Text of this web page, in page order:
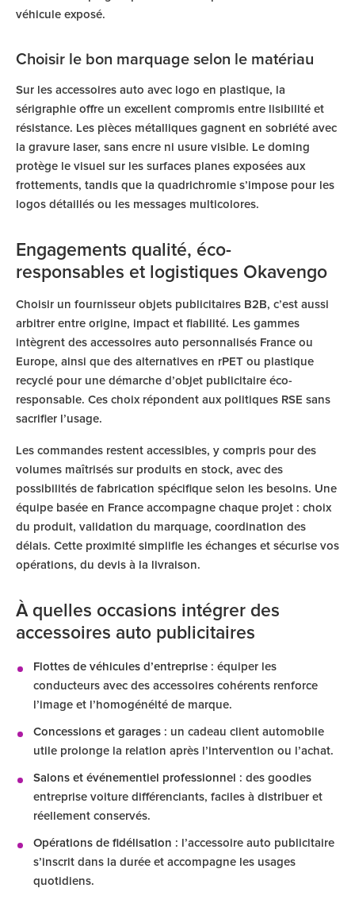
véhicule exposé.
Choisir le bon marquage selon le matériau
Sur les accessoires auto avec logo en plastique, la
sérigraphie offre un excellent compromis entre lisibilité et
résistance. Les pièces métalliques gagnent en sobriété avec
la gravure laser, sans encre ni usure visible. Le doming
protège le visuel sur les surfaces planes exposées aux
frottements, tandis que la quadrichromie s’impose pour les
logos détaillés ou les messages multicolores.
Engagements qualité, éco-
responsables et logistiques Okavengo
Choisir un fournisseur objets publicitaires B2B, c’est aussi
arbitrer entre origine, impact et fiabilité. Les gammes
intègrent des accessoires auto personnalisés France ou
Europe, ainsi que des alternatives en rPET ou plastique
recyclé pour une démarche d’objet publicitaire éco-
responsable. Ces choix répondent aux politiques RSE sans
sacrifier l’usage.
Les commandes restent accessibles, y compris pour des
volumes maîtrisés sur produits en stock, avec des
possibilités de fabrication spécifique selon les besoins. Une
équipe basée en France accompagne chaque projet : choix
du produit, validation du marquage, coordination des
délais. Cette proximité simplifie les échanges et sécurise vos
opérations, du devis à la livraison.
À quelles occasions intégrer des
accessoires auto publicitaires
Flottes de véhicules d’entreprise : équiper les
conducteurs avec des accessoires cohérents renforce
l’image et l’homogénéité de marque.
Concessions et garages : un cadeau client automobile
utile prolonge la relation après l’intervention ou l’achat.
Salons et événementiel professionnel : des goodies
entreprise voiture différenciants, faciles à distribuer et
réellement conservés.
Opérations de fidélisation : l’accessoire auto publicitaire
s’inscrit dans la durée et accompagne les usages
quotidiens.